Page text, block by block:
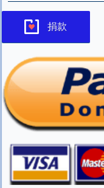
捐款